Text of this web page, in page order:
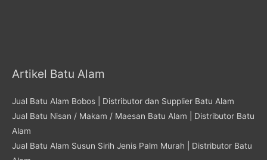
Artikel Batu Alam
Jual Batu Alam Bobos | Distributor dan Supplier Batu Alam
Jual Batu Nisan / Makam / Maesan Batu Alam | Distributor Batu
Alam
Jual Batu Alam Susun Sirih Jenis Palm Murah | Distributor Batu